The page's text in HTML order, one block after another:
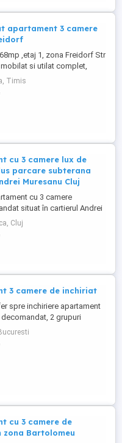
apartament 3 camere
,etaj 1, zona Freidorf Str
si utilat complet,
Se inchiriaza pe termen
Timis
cu 3 camere lux de
parcare subterana
Muresanu Cluj
cu 3 camere
situat în cartierul Andrei
dintre cele mai căutate și
Cluj-Napoca.
are o suprafata utila de 74
Lift modern. Detine ...
Cluj
3 camere de inchiriat
spre inchiriere apartament
2 grupuri
2 balcoane, aer
de parcare. Situat in zona
Ramnicu Sarat.
cu 3 camere de
zona Bartolomeu